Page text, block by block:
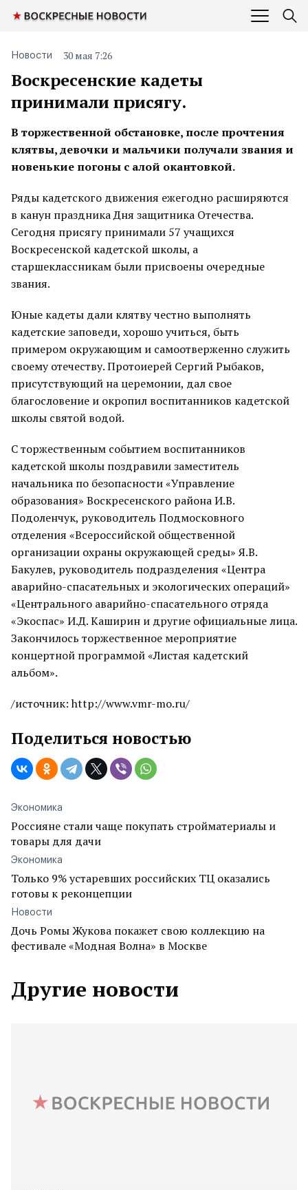
Воскресенские кадеты
принимали присягу.
Новости 30 мая 7:26
В торжественной обстановке, после прочтения
клятвы, девочки и мальчики получали звания и
новенькие погоны с алой окантовкой.
Ряды кадетского движения ежегодно расширяются
в канун праздника Дня защитника Отечества.
Сегодня присягу принимали 57 учащихся
Воскресенской кадетской школы, а
старшеклассникам были присвоены очередные
звания.
Юные кадеты дали клятву честно выполнять
кадетские заповеди, хорошо учиться, быть
примером окружающим и самоотверженно служить
своему отечеству. Протоиерей Сергий Рыбаков,
присутствующий на церемонии, дал свое
благословение и окропил воспитанников кадетской
школы святой водой.
С торжественным событием воспитанников
кадетской школы поздравили заместитель
начальника по безопасности «Управление
образования» Воскресенского района И.В.
Подоленчук, руководитель Подмосковного
отделения «Всероссийской общественной
организации охраны окружающей среды» Я.В.
Бакулев, руководитель подразделения «Центра
аварийно-спасательных и экологических операций»
«Центрального аварийно-спасательного отряда
«Экоспас» И.Д. Каширин и другие официальные лица.
Закончилось торжественное мероприятие
концертной программой «Листая кадетский
альбом».
/источник: http://www.vmr-mo.ru/
Поделиться новостью
Экономика
Россияне стали чаще покупать стройматериалы и
товары для дачи
Экономика
Только 9% устаревших российских ТЦ оказались
готовы к реконцепции
Новости
Дочь Ромы Жукова покажет свою коллекцию на
фестивале «Модная Волна» в Москве
Другие новости